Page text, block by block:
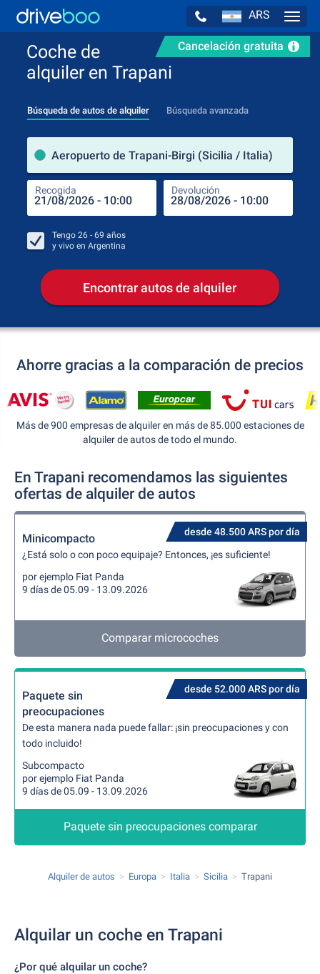
ARS
Cancelación gratuita
Coche de
alquiler en Trapani
Búsqueda de autos de alquiler Búsqueda avanzada
Aeropuerto de Trapani-Birgi (Sicilia / Italia)
Recogida Devolución
Tengo 26 - 69 años
y vivo en Argentina
Encontrar autos de alquiler
Ahorre gracias a la comparación de precios
Más de 900 empresas de alquiler en más de 85.000 estaciones de
alquiler de autos de todo el mundo.
En Trapani recomendamos las siguientes
ofertas de alquiler de autos
desde 48.500 ARS por día
Minicompacto
¿Está solo o con poco equipaje? Entonces, ¡es suficiente!
por ejemplo Fiat Panda
9 días de 05.09 - 13.09.2026
Comparar microcoches
desde 52.000 ARS por día
Paquete sin
preocupaciones
De esta manera nada puede fallar: ¡sin preocupaciones y con
todo incluido!
Subcompacto
por ejemplo Fiat Panda
9 días de 05.09 - 13.09.2026
Paquete sin preocupaciones comparar
Alquiler de autos Europa Italia Sicilia Trapani
Alquilar un coche en Trapani
¿Por qué alquilar un coche?